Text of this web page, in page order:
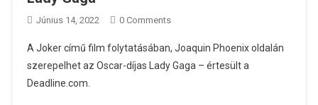
Június 14, 2022 0 Comments
A Joker című film folytatásában, Joaquin Phoenix oldalán
szerepelhet az Oscar-díjas Lady Gaga – értesült a
Deadline.com.